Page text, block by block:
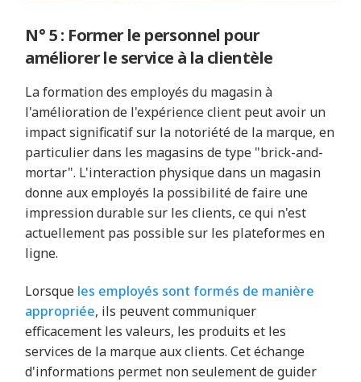
N° 5 : Former le personnel pour
améliorer le service à la clientèle
La formation des employés du magasin à
l'amélioration de l'expérience client peut avoir un
impact significatif sur la notoriété de la marque, en
particulier dans les magasins de type "brick-and-
mortar". L'interaction physique dans un magasin
donne aux employés la possibilité de faire une
impression durable sur les clients, ce qui n'est
actuellement pas possible sur les plateformes en
ligne.
Lorsque les employés sont formés de manière
appropriée, ils peuvent communiquer
efficacement les valeurs, les produits et les
services de la marque aux clients. Cet échange
d'informations permet non seulement de guider